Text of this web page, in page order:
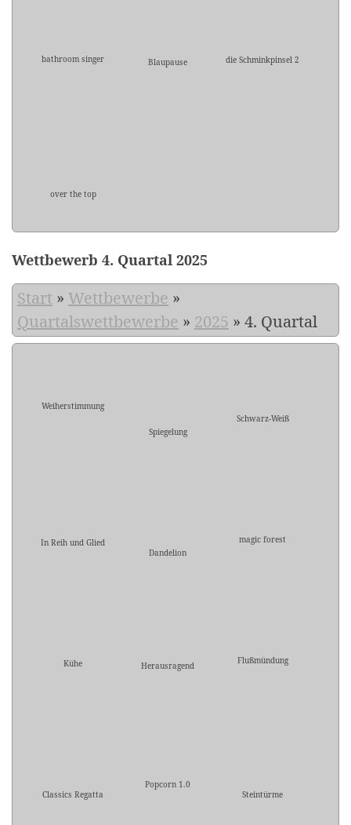
bathroom singer Blaupause die Schminkpinsel 2
over the top
Wettbewerb 4. Quartal 2025
Start » Wettbewerbe »
Quartalswettbewerbe » 2025 » 4. Quartal
Weiherstimmung
Spiegelung
Schwarz-Weiß
In Reih und Glied
Dandelion
magic forest
Kühe Herausragend Flußmündung
Classics Regatta
Popcorn 1.0
Steintürme